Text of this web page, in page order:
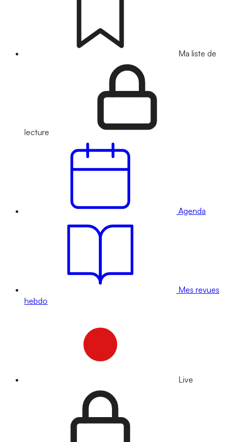
Ma liste de
lecture
Agenda
Mes revues
hebdo
Live